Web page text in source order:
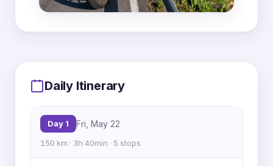
2
MapLibre|OpenFreeMap © OpenMapTilesData fromOpenStreetMap
Daily Itinerary
Day 1 Fri, May 22
150 km · 3h 40min · 5 stops